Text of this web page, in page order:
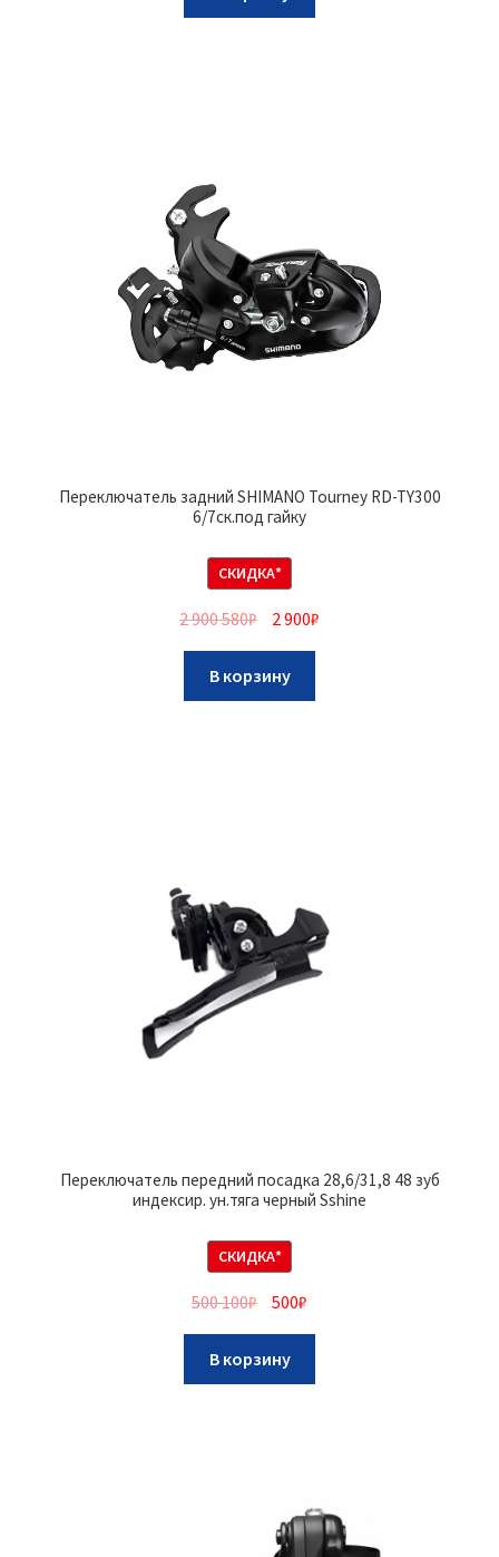
Переключатель задний SHIMANO Tourney RD-TY300
6/7ск.под гайку
СКИДКА*
2 900 580₽ 2 900₽
В корзину
Переключатель передний посадка 28,6/31,8 48 зуб
индексир. ун.тяга черный Sshine
СКИДКА*
500 100₽ 500₽
В корзину